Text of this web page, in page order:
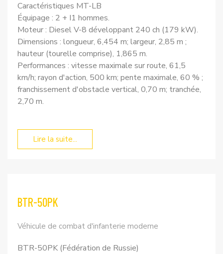
Caractéristiques MT-LB
Équipage : 2 + I1 hommes.
Moteur : Diesel V-8 développant 240 ch (179 kW).
Dimensions : longueur, 6,454 m; largeur, 2,85 m ;
hauteur (tourelle comprise), 1,865 m.
Performances : vitesse maximale sur route, 61,5
km/h; rayon d'action, 500 km; pente maximale, 60 % ;
franchissement d'obstacle vertical, 0,70 m; tranchée,
2,70 m.
Lire la suite...
BTR-50PK
Véhicule de combat d'infanterie moderne
BTR-50PK (Fédération de Russie)